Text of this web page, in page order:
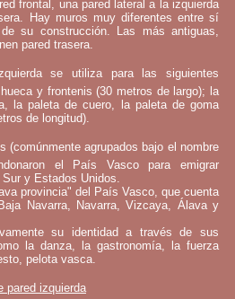
frontal, una pared lateral a la izquierda
Hay muros muy diferentes entre sí
su construcción. Las más antiguas,
pared trasera.
se utiliza para las siguientes
y frontenis (30 metros de largo); la
la paleta de cuero, la paleta de goma
de longitud).
(comúnmente agrupados bajo el nombre
el País Vasco para emigrar
y Estados Unidos.
provincia" del País Vasco, que cuenta
Navarra, Navarra, Vizcaya, Álava y
su identidad a través de sus
la danza, la gastronomía, la fuerza
pelota vasca.
pared izquierda